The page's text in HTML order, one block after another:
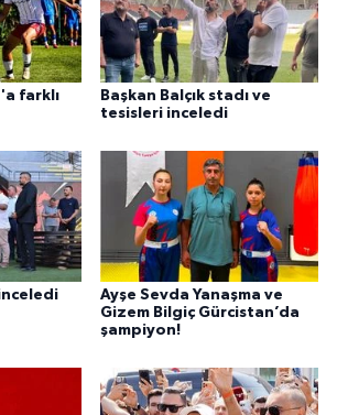
farklı
Başkan Balçık stadı ve
tesisleri inceledi
Ayşe Sevda Yanaşma ve
Gizem Bilgiç Gürcistan’da
şampiyon!